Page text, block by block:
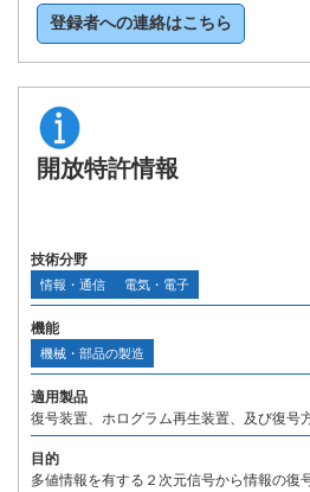
登録者への連絡はこちら
開放特許情報
技術分野
情報・通信 電気・電子
機能
機械・部品の製造
適用製品
復号装置、ホログラム再生装置、及び復号
目的
多値情報を有する２次元信号から情報の復